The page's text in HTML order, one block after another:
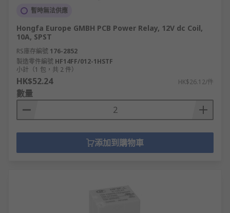
暫時無法供應
Hongfa Europe GMBH PCB Power Relay, 12V dc Coil,
10A, SPST
RS庫存編號 176-2852
製造零件編號 HF14FF/012-1HSTF
小計（1 包，共 2 件）
HK$52.24 HK$26.12/件
數量
添加到購物車